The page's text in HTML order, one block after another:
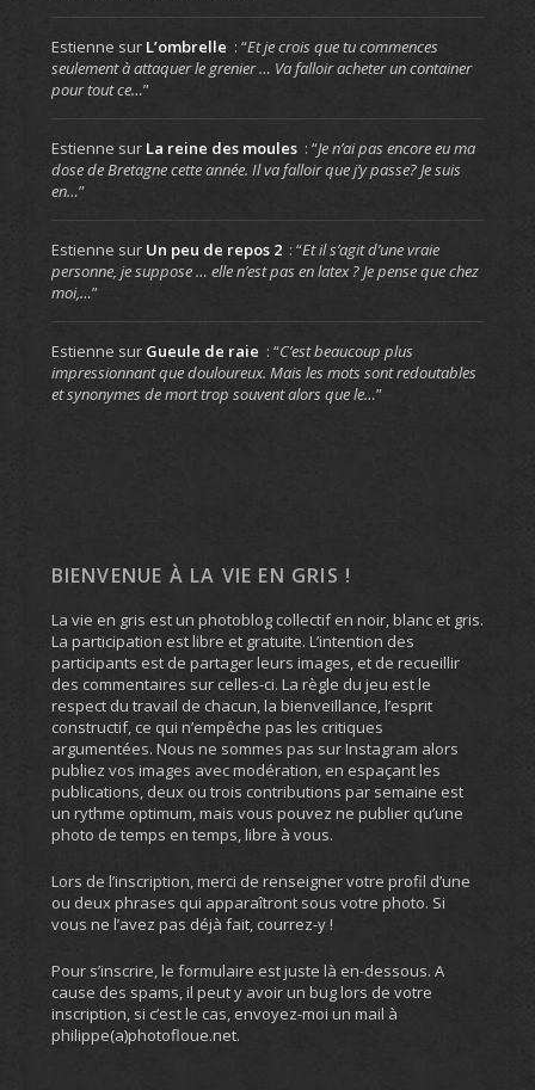
Estienne sur L’ombrelle : “Et je crois que tu commences
seulement à attaquer le grenier … Va falloir acheter un container
pour tout ce…”
Estienne sur La reine des moules : “Je n’ai pas encore eu ma
dose de Bretagne cette année. Il va falloir que j’y passe? Je suis
en…”
Estienne sur Un peu de repos 2 : “Et il s’agit d’une vraie
personne, je suppose … elle n’est pas en latex ? Je pense que chez
moi,…”
Estienne sur Gueule de raie : “C’est beaucoup plus
impressionnant que douloureux. Mais les mots sont redoutables
et synonymes de mort trop souvent alors que le…”
BIENVENUE À LA VIE EN GRIS !
La vie en gris est un photoblog collectif en noir, blanc et gris.
La participation est libre et gratuite. L’intention des
participants est de partager leurs images, et de recueillir
des commentaires sur celles-ci. La règle du jeu est le
respect du travail de chacun, la bienveillance, l’esprit
constructif, ce qui n’empêche pas les critiques
argumentées. Nous ne sommes pas sur Instagram alors
publiez vos images avec modération, en espaçant les
publications, deux ou trois contributions par semaine est
un rythme optimum, mais vous pouvez ne publier qu’une
photo de temps en temps, libre à vous.
Lors de l’inscription, merci de renseigner votre profil d’une
ou deux phrases qui apparaîtront sous votre photo. Si
vous ne l’avez pas déjà fait, courrez-y !
Pour s’inscrire, le formulaire est juste là en-dessous. A
cause des spams, il peut y avoir un bug lors de votre
inscription, si c’est le cas, envoyez-moi un mail à
philippe(a)photofloue.net.